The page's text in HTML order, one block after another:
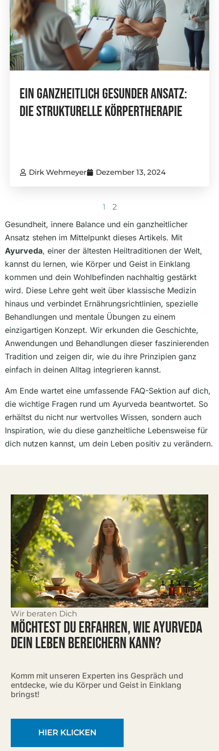
Ein Ganzheitlich Gesunder Ansatz:
Die Strukturelle Körpertherapie
Dirk Wehmeyer Dezember 13, 2024
1 2
Gesundheit, innere Balance und ein ganzheitlicher
Ansatz stehen im Mittelpunkt dieses Artikels. Mit
Ayurveda, einer der ältesten Heiltraditionen der Welt,
kannst du lernen, wie Körper und Geist in Einklang
kommen und dein Wohlbefinden nachhaltig gestärkt
wird. Diese Lehre geht weit über klassische Medizin
hinaus und verbindet Ernährungsrichtlinien, spezielle
Behandlungen und mentale Übungen zu einem
einzigartigen Konzept. Wir erkunden die Geschichte,
Anwendungen und Behandlungen dieser faszinierenden
Tradition und zeigen dir, wie du ihre Prinzipien ganz
einfach in deinen Alltag integrieren kannst.
Am Ende wartet eine umfassende FAQ-Sektion auf dich,
die wichtige Fragen rund um Ayurveda beantwortet. So
erhältst du nicht nur wertvolles Wissen, sondern auch
Inspiration, wie du diese ganzheitliche Lebensweise für
dich nutzen kannst, um dein Leben positiv zu verändern.
Wir beraten Dich
MÖCHTEST DU ERFAHREN, WIE AYURVEDA
DEIN LEBEN BEREICHERN KANN?
Komm mit unseren Experten ins Gespräch und
entdecke, wie du Körper und Geist in Einklang
bringst!
HIER KLICKEN